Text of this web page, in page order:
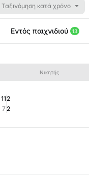
Ταξινόμηση κατά χρόνο
Εντός παιχνιδιού 13
Νικητής
11
7
2
2